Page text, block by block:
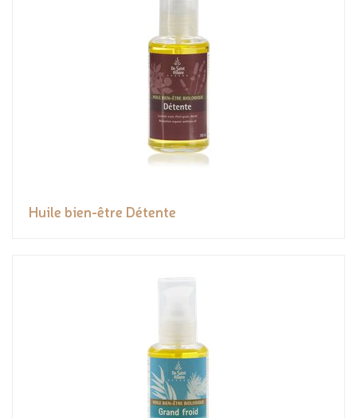
Huile bien-être Détente